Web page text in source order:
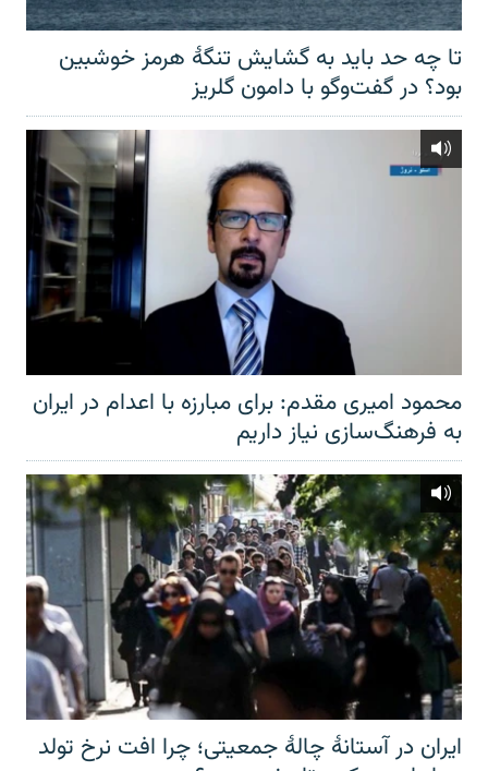
تا چه حد باید به گشایش تنگهٔ هرمز خوشبین
بود؟ در گفت‌وگو با دامون گلریز
محمود امیری مقدم: برای مبارزه با اعدام در ایران
به فرهنگ‌سازی نیاز داریم
ایران در آستانهٔ چالهٔ جمعیتی؛ چرا افت نرخ تولد